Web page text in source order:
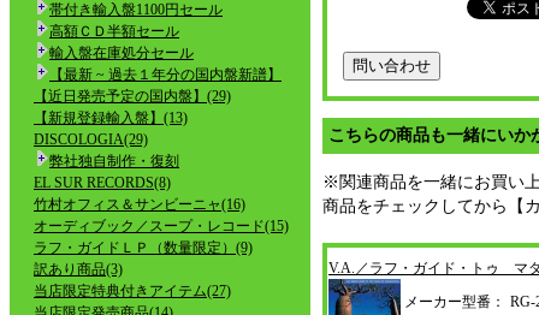
帯付き輸入盤1100円セール
高額ＣＤ半額セール
輸入盤在庫処分セール
【最新 ~ 過去１年分の国内盤新譜】
【近日発売予定の国内盤】(29)
【新規登録輸入盤】(13)
DISCOLOGIA(29)
弊社独自制作・復刻
EL SUR RECORDS(8)
竹村オフィス＆サンビーニャ(16)
オーディブック／スープ・レコード(15)
ラフ・ガイドＬＰ（数量限定）(9)
訳あり商品(3)
当店限定特典付きアイテム(27)
こちらの商品も一緒にいか
※関連商品を一緒にお買い
商品をチェックしてから【
V.A.／ラフ・ガイド・トゥ マ
メーカー型番：
RG-